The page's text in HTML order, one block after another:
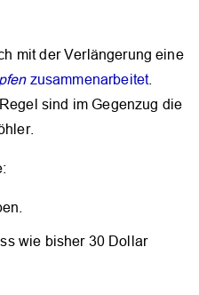
mit der Verlängerung eine
zusammenarbeitet.
sind im Gegenzug die
wie bisher 30 Dollar